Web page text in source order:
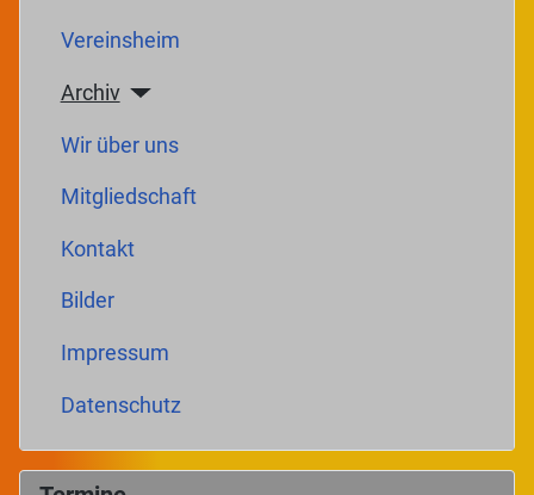
Vereinsheim
Archiv
Wir über uns
Mitgliedschaft
Kontakt
Bilder
Impressum
Datenschutz